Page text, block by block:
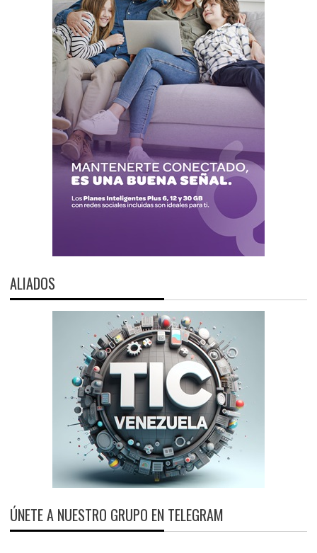
ALIADOS
ÚNETE A NUESTRO GRUPO EN TELEGRAM